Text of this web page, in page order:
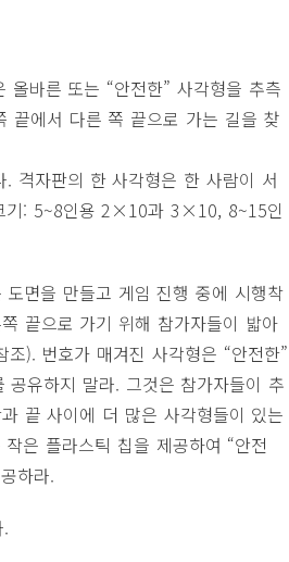
바른 또는 “안전한” 사각형을 추측
끝에서 다른 쪽 끝으로 가는 길을 찾
격자판의 한 사각형은 한 사람이 서
기: 5~8인용 2×10과 3×10, 8~15인
면을 만들고 게임 진행 중에 시행착
끝으로 가기 위해 참가자들이 밟아
). 번호가 매겨진 사각형은 “안전한”
유하지 말라. 그것은 참가자들이 추
끝 사이에 더 많은 사각형들이 있는
은 플라스틱 칩을 제공하여 “안전
하라.